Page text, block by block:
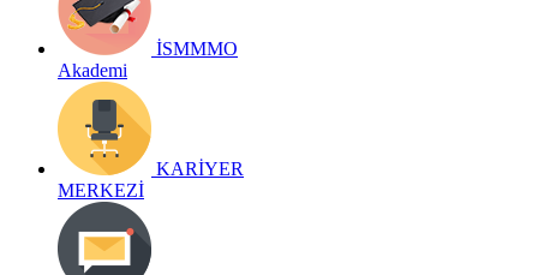
İSMMMO
Akademi
KARİYER
MERKEZİ